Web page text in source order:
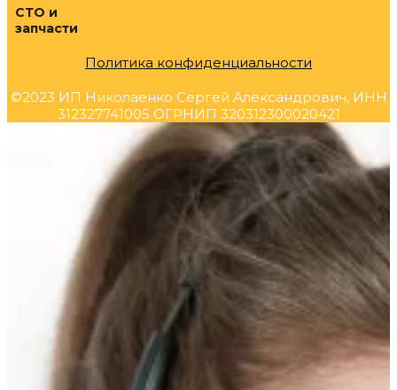
СТО и
запчасти
Политика конфиденциальности
©2023 ИП Николаенко Сергей Александрович, ИНН
312327741005 ОГРНИП 320312300020421